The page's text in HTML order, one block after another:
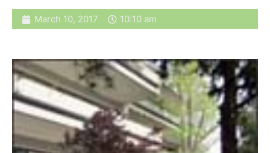
March 10, 2017 10:10 am